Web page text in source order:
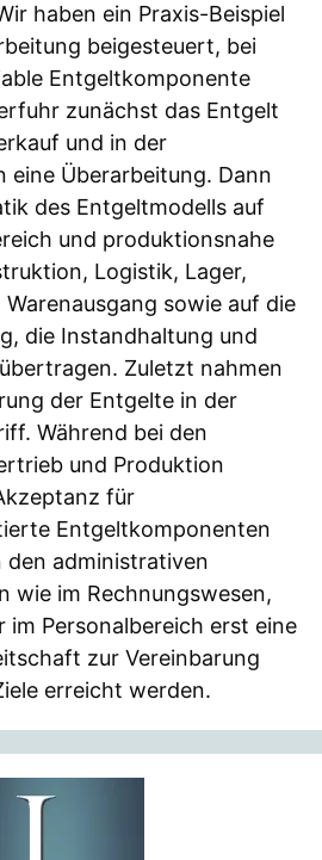
haben ein Praxis-Beispiel
beigesteuert, bei
Entgeltkomponente
zunächst das Entgelt
und in der
eine Überarbeitung. Dann
des Entgeltmodells auf
und produktionsnahe
Logistik, Lager,
sowie auf die
die Instandhaltung und
Zuletzt nahmen
der Entgelte in der
Während bei den
und Produktion
für
Entgeltkomponenten
den administrativen
wie im Rechnungswesen,
im Personalbereich erst eine
zur Vereinbarung
erreicht werden.